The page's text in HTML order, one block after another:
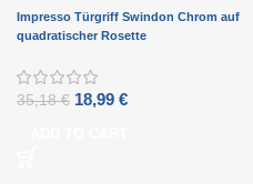
Impresso Türgriff Swindon Chrom auf
quadratischer Rosette
35,18€ 18,99 €